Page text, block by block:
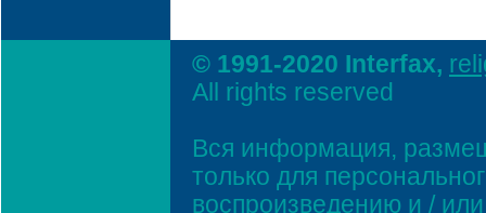
© 1991-2020 Interfax,
All rights reserved
Вся информация,
только для
воспроизведению и /